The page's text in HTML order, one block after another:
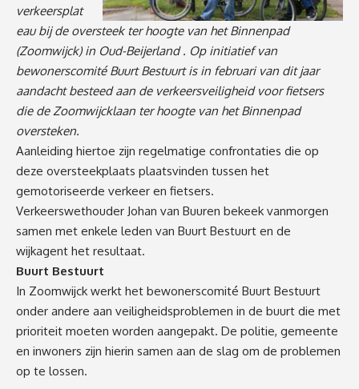
verkeersplat
eau bij de oversteek ter hoogte van het Binnenpad
(Zoomwijck) in Oud-Beijerland . Op initiatief van
bewonerscomité Buurt Bestuurt is in februari van dit jaar
aandacht besteed aan de verkeersveiligheid voor fietsers
die de Zoomwijcklaan ter hoogte van het Binnenpad
oversteken.
Aanleiding hiertoe zijn regelmatige confrontaties die op
deze oversteekplaats plaatsvinden tussen het
gemotoriseerde verkeer en fietsers.
Verkeerswethouder Johan van Buuren bekeek vanmorgen
samen met enkele leden van Buurt Bestuurt en de
wijkagent het resultaat.
Buurt Bestuurt
In Zoomwijck werkt het bewonerscomité Buurt Bestuurt
onder andere aan veiligheidsproblemen in de buurt die met
prioriteit moeten worden aangepakt. De politie, gemeente
en inwoners zijn hierin samen aan de slag om de problemen
op te lossen.